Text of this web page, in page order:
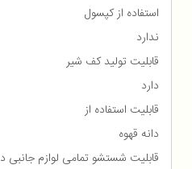
استفاده از کپسول
ندارد
قابلیت تولید کف شیر
دارد
قابلیت استفاده از
دانه قهوه
قابلیت شستشو تمامی لوازم